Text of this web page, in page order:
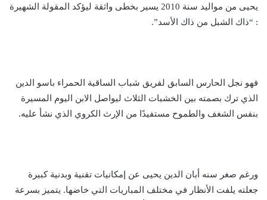
يحيى من مواليد سنة 2010 يسير بخطى واثقة ليؤكد المقولة الشهيرة
: “ذاك الشبل من ذاك الأسد”.
فهو نجل الحارس السابق لفريق شباب الساقية الحمراء باسو الدين
الذي ترك بصمته بين الخشبات الثلاث ليواصل الابن اليوم المسيرة
بنفس الشغف والطموح مستفيدًا من الإرث الكروي الذي نشأ عليه.
ورغم صغر سنه أبان الدين يحيى عن إمكانيات تقنية وبدنية كبيرة
جعلته يلفت الأنظار في مختلف المباريات التي خاضها. يتميز بسرعة